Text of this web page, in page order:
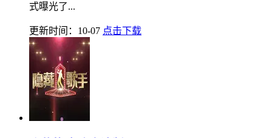
式曝光了...
更新时间：10-07 点击下载